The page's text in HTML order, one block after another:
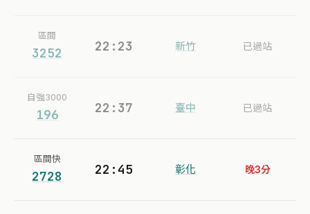
區間
3252 22:23 新竹 已過站
自強3000
196 22:37 臺中 已過站
區間快
2728 22:45 彰化 晚3分